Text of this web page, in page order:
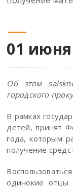
01 июня
Об этом
городского
В рамках
детей, принят
года, которым
получение
одинокие отцы